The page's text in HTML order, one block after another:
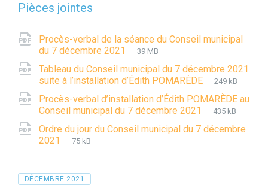
Pièces jointes
Procès-verbal de la séance du Conseil municipal
du 7 décembre 2021
File
pdf
File
39 MB
Tableau du Conseil municipal du 7 décembre 2021
suite à l’installation d’Édith POMARÈDE
File
extension:
pdf
File
size:
249 kB
Procès-verbal d’installation d’Édith POMARÈDE au
Conseil municipal du 7 décembre 2021
File
pdf
File
435 kB
Ordre du jour du Conseil municipal du 7 décembre
2021
File
pdf
File
75 kB
Tags
DÉCEMBRE 2021